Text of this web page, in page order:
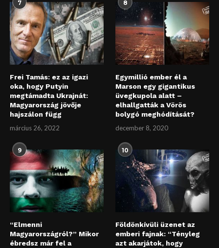
7
Frei Tamás: ez az igazi
oka, hogy Putyin
megtámadta Ukrajnát:
Magyarország jövője
hajszálon függ
március 26, 2022
8
Egymillió ember él a
Marson egy gigantikus
üvegkupola alatt –
elhallgatták a Vörös
bolygó meghódítását?
december 8, 2020
9
“Elmenni
Magyarországról?” Mikor
ébredsz már fel a
10
Földönkívüli üzenet az
emberi fajnak: “Tényleg
azt akarjátok, hogy